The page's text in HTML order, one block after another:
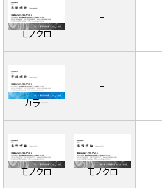
モノクロ
-
カラー
-
モノクロ モノクロ